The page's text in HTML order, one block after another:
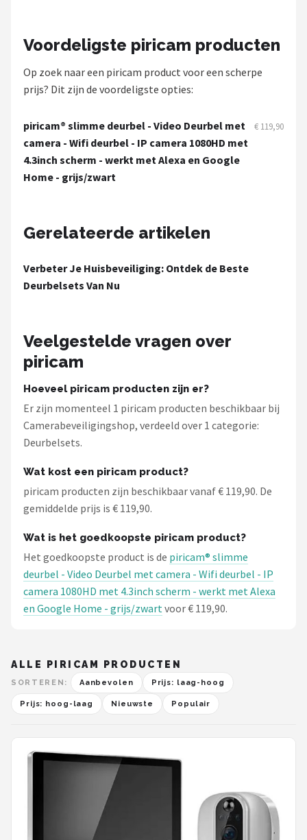
Smartwares
ieGeek
Alle merken →
Voordeligste piricam producten
Op zoek naar een piricam product voor een scherpe
prijs? Dit zijn de voordeligste opties:
piricam® slimme deurbel - Video Deurbel met
camera - Wifi deurbel - IP camera 1080HD met
4.3inch scherm - werkt met Alexa en Google
Home - grijs/zwart
€ 119,90
Gerelateerde artikelen
Verbeter Je Huisbeveiliging: Ontdek de Beste
Deurbelsets Van Nu
Veelgestelde vragen over
piricam
Hoeveel piricam producten zijn er?
Er zijn momenteel 1 piricam producten beschikbaar bij
Camerabeveiligingshop, verdeeld over 1 categorie:
Deurbelsets.
Wat kost een piricam product?
piricam producten zijn beschikbaar vanaf € 119,90. De
gemiddelde prijs is € 119,90.
Wat is het goedkoopste piricam product?
Het goedkoopste product is de piricam® slimme
deurbel - Video Deurbel met camera - Wifi deurbel - IP
camera 1080HD met 4.3inch scherm - werkt met Alexa
en Google Home - grijs/zwartvoor € 119,90.
ALLE PIRICAM PRODUCTEN
SORTEREN: Aanbevolen Prijs: laag-hoog
Prijs: hoog-laag Nieuwste Populair